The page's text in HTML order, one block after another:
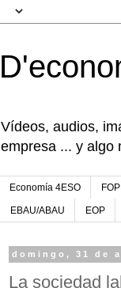
Vídeos, audios,
empresa ... y algo
Economía 4ESO
EBAU/ABAU EOP
domingo, 31 de
La sociedad